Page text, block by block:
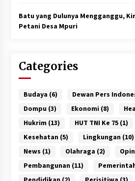
Batu yang Dulunya Mengganggu,
Petani Desa Mpuri
Categories
Budaya (6) Dewan Pers
Dompu (3) Ekonomi (8)
Hukrim (13) HUT TNI Ke 75(1)
Kesehatan (5) Lingkungan (10)
News (1) Olahraga (2)
Pembangunan (11)